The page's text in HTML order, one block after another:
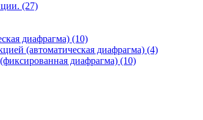
(27)
диафрагма) (10)
(автоматическая диафрагма) (4)
диафрагма) (10)